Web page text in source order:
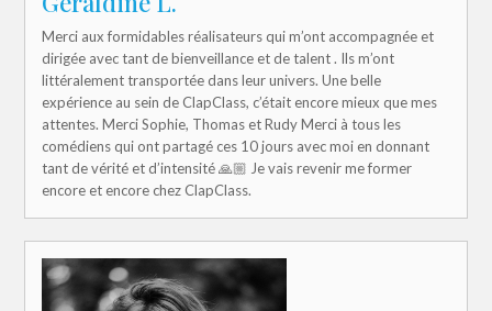
Merci aux formidables réalisateurs qui m’ont accompagnée et
dirigée avec tant de bienveillance et de talent . Ils m’ont
littéralement transportée dans leur univers. Une belle
expérience au sein de ClapClass, c’était encore mieux que mes
attentes. Merci Sophie, Thomas et Rudy Merci à tous les
comédiens qui ont partagé ces 10 jours avec moi en donnant
tant de vérité et d’intensité 🙏🏼 Je vais revenir me former
encore et encore chez ClapClass.